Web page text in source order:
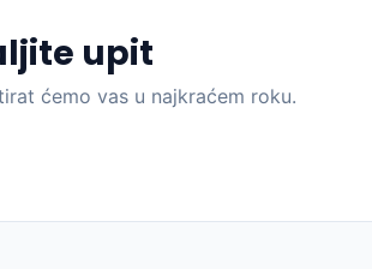
upit
ćemo vas u najkraćem roku.